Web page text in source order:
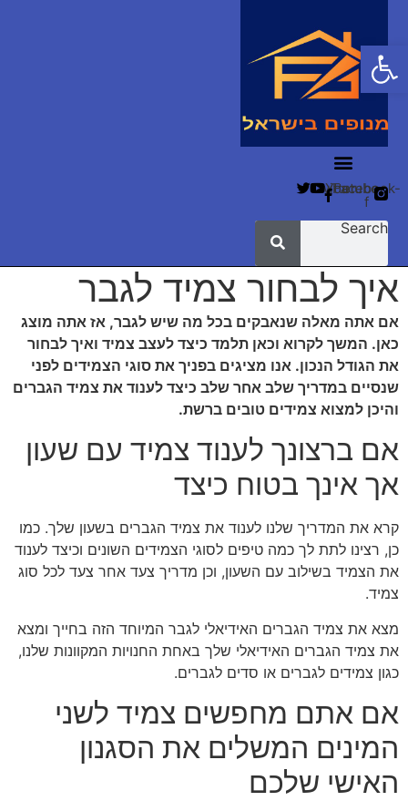
Facebook-
f
Youtube
Twitter
Search
איך לבחור צמיד לגבר
אם אתה מאלה שנאבקים בכל מה שיש לגבר, אז אתה מוצג
כאן. המשך לקרוא וכאן תלמד כיצד לעצב צמיד ואיך לבחור
את הגודל הנכון. אנו מציגים בפניך את סוגי הצמידים לפני
שנסיים במדריך שלב אחר שלב כיצד לענוד את צמיד הגברים
והיכן למצוא צמידים טובים ברשת.
אם ברצונך לענוד צמיד עם שעון
אך אינך בטוח כיצד
קרא את המדריך שלנו לענוד את צמיד הגברים בשעון שלך. כמו
כן, רצינו לתת לך כמה טיפים לסוגי הצמידים השונים וכיצד לענוד
את הצמיד בשילוב עם השעון, וכן מדריך צעד אחר צעד לכל סוג
צמיד.
מצא את צמיד הגברים האידיאלי לגבר המיוחד הזה בחייך ומצא
את צמיד הגברים האידיאלי שלך באחת החנויות המקוונות שלנו,
כגון צמידים לגברים או סדים לגברים.
אם אתם מחפשים צמיד לשני
המינים המשלים את הסגנון
האישי שלכם
פתח סרגל נגישות